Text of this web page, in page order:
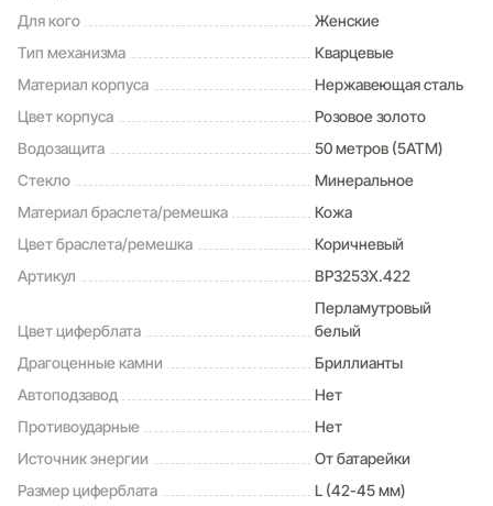
Для кого
Женские
Тип механизма
Кварцевые
Материал корпуса
Нержавеющая сталь
Цвет корпуса
Розовое золото
Водозащита
50 метров (5ATM)
Стекло
Минеральное
Материал браслета/ремешка
Кожа
Цвет браслета/ремешка
Коричневый
Артикул
BP3253X.422
Цвет циферблата
Перламутровый
белый
Драгоценные камни
Бриллианты
Автоподзавод
Нет
Противоударные
Нет
Источник энергии
От батарейки
Размер циферблата
L (42-45 мм)